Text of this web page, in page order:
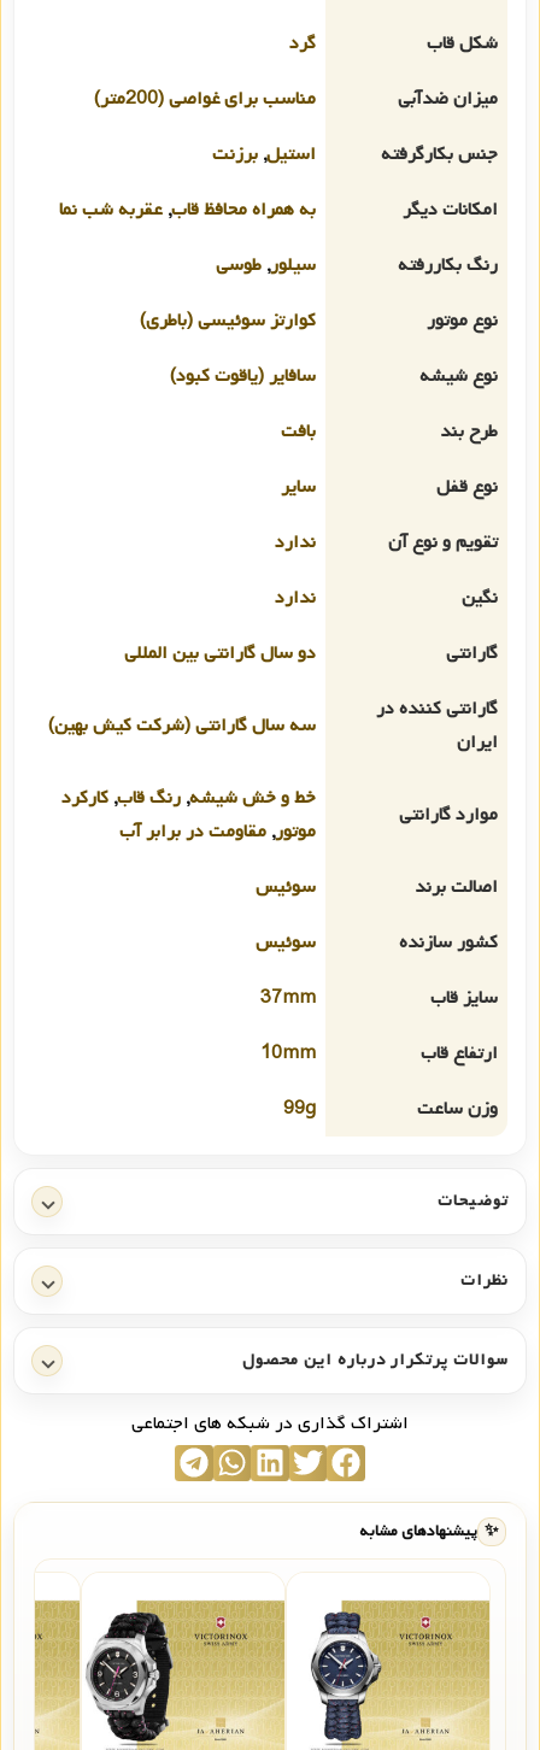
شکل قاب
گرد
میزان ضدآبی
مناسب برای غواصی (200متر)
جنس بکارگرفته
استیل, برزنت
امکانات دیگر
به همراه محافظ قاب, عقربه شب نما
رنگ بکاررفته
سیلور, طوسی
نوع موتور
کوارتز سوئیسی (باطری)
نوع شیشه
سافایر (یاقوت کبود)
طرح بند
بافت
نوع قفل
سایر
تقویم و نوع آن
ندارد
نگین
ندارد
گارانتی
دو سال گارانتی بین المللی
گارانتی کننده در
ایران
سه سال گارانتی (شرکت کیش بهین)
موارد گارانتی
خط و خش شیشه, رنگ قاب, کارکرد
موتور, مقاومت در برابر آب
اصالت برند
سوئیس
کشور سازنده
سوئیس
سایز قاب
37mm
ارتفاع قاب
10mm
وزن ساعت
99g
توضیحات
نظرات
سوالات پرتکرار درباره این محصول
اشتراک گذاری در شبکه های اجتماعی
✨ پیشنهادهای مشابه